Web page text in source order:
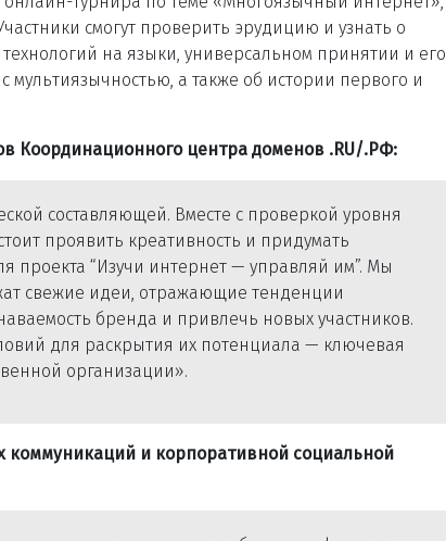
смогут проверить эрудицию и узнать о
на языки, универсальном принятии и его
а также об истории первого и
Координационного центра доменов .RU/.РФ:
составляющей. Вместе с проверкой уровня
проявить креативность и придумать
“Изучи интернет — управляй им”. Мы
свежие идеи, отражающие тенденции
бренда и привлечь новых участников.
для раскрытия их потенциала — ключевая
организации».
коммуникаций и корпоративной социальной